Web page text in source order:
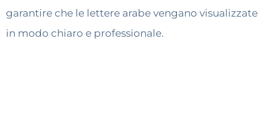
garantire che le lettere arabe vengano visualizzate
in modo chiaro e professionale.